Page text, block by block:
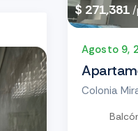
$ 271,381 /
Agosto 9,
Colonia